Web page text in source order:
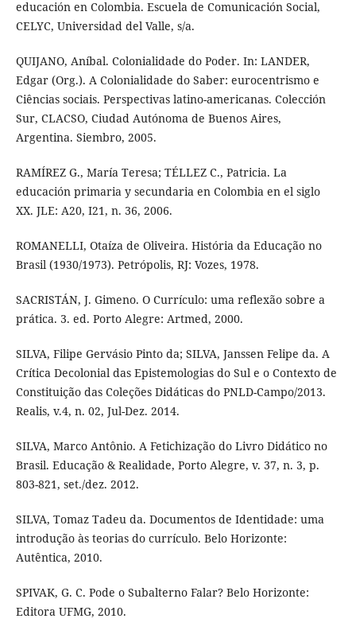
educación en Colombia. Escuela de Comunicación Social,
CELYC, Universidad del Valle, s/a.
QUIJANO, Aníbal. Colonialidade do Poder. In: LANDER,
Edgar (Org.). A Colonialidade do Saber: eurocentrismo e
Ciências sociais. Perspectivas latino-americanas. Colección
Sur, CLACSO, Ciudad Autónoma de Buenos Aires,
Argentina. Siembro, 2005.
RAMÍREZ G., María Teresa; TÉLLEZ C., Patricia. La
educación primaria y secundaria en Colombia en el siglo
XX. JLE: A20, I21, n. 36, 2006.
ROMANELLI, Otaíza de Oliveira. História da Educação no
Brasil (1930/1973). Petrópolis, RJ: Vozes, 1978.
SACRISTÁN, J. Gimeno. O Currículo: uma reflexão sobre a
prática. 3. ed. Porto Alegre: Artmed, 2000.
SILVA, Filipe Gervásio Pinto da; SILVA, Janssen Felipe da. A
Crítica Decolonial das Epistemologias do Sul e o Contexto de
Constituição das Coleções Didáticas do PNLD-Campo/2013.
Realis, v.4, n. 02, Jul-Dez. 2014.
SILVA, Marco Antônio. A Fetichização do Livro Didático no
Brasil. Educação & Realidade, Porto Alegre, v. 37, n. 3, p.
803-821, set./dez. 2012.
SILVA, Tomaz Tadeu da. Documentos de Identidade: uma
introdução às teorias do currículo. Belo Horizonte:
Autêntica, 2010.
SPIVAK, G. C. Pode o Subalterno Falar? Belo Horizonte:
Editora UFMG, 2010.